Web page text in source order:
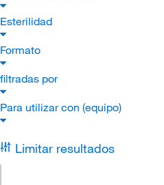
Esterilidad
Formato
filtradas por
Para utilizar con (equipo)
Limitar resultados